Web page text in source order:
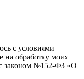
с условиями
на обработку моих
законом №152-ФЗ «О